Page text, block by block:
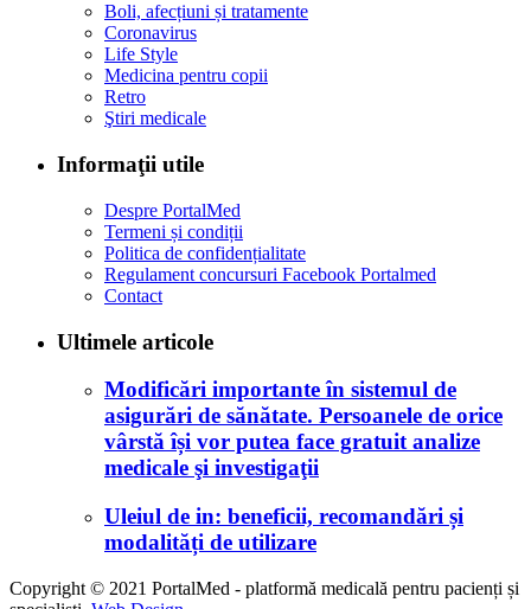
Boli, afecțiuni și tratamente
Coronavirus
Life Style
Medicina pentru copii
Retro
Ştiri medicale
Informaţii utile
Despre PortalMed
Termeni și condiții
Politica de confidențialitate
Regulament concursuri Facebook Portalmed
Contact
Ultimele articole
Modificări importante în sistemul de
asigurări de sănătate. Persoanele de orice
vârstă își vor putea face gratuit analize
medicale şi investigaţii
Uleiul de in: beneficii, recomandări și
modalități de utilizare
Copyright © 2021 PortalMed - platformă medicală pentru pacienți și